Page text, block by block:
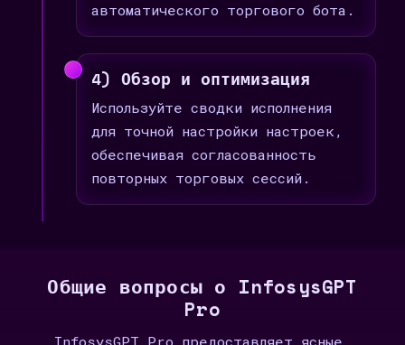
автоматического торгового бота.
4) Обзор и оптимизация
Используйте сводки исполнения
для точной настройки настроек,
обеспечивая согласованность
повторных торговых сессий.
Общие вопросы о InfosysGPT
Pro
InfosysGPT Pro предоставляет ясные,